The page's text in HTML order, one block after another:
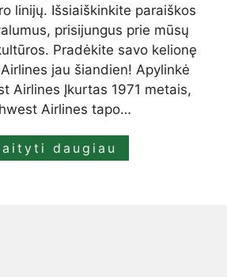
linijų. Išsiaiškinkite paraiškos
prisijungus prie mūsų
Pradėkite savo kelionę
jau šiandien! Apylinkė
Airlines Įkurtas 1971 metais,
Airlines tapo…
daugiau